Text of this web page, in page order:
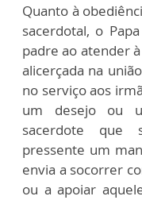
Quanto à
sacerdotal, o
padre ao atender
alicerçada na
no serviço aos
um desejo ou
sacerdote que
pressente um
envia a socorrer
ou a apoiar